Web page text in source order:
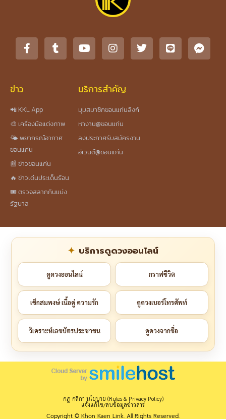
ข่าว
📲 KKL App
🎨 เครื่องมือแต่งภาพ
🌤️ พยากรณ์อากาศ
ขอนแก่น
📰 ข่าวขอนแก่น
🔥 ข่าวเด่นประเด็นร้อน
🎟️ ตรวจสลากกินแบ่ง
รัฐบาล
บริการสำคัญ
มุมสมาชิกขอนแก่นลิงก์
หางาน@ขอนแก่น
ลงประกาศรับสมัครงาน
อีเวนต์@ขอนแก่น
บริการดูดวงออนไลน์
ดูดวงออนไลน์ กราฟชีวิต
เช็กสมพงษ์ เนื้อคู่ ความรัก ดูดวงเบอร์โทรศัพท์
วิเคราะห์เลขบัตรประชาชน ดูดวงจากชื่อ
กฎ กติกา นโยบาย (Rules & Privacy Policy)
แจ้งแก้ไข/ลบข้อมูลข่าวสาร
Copyright © Khon Kaen Link. All Rights Reserved.